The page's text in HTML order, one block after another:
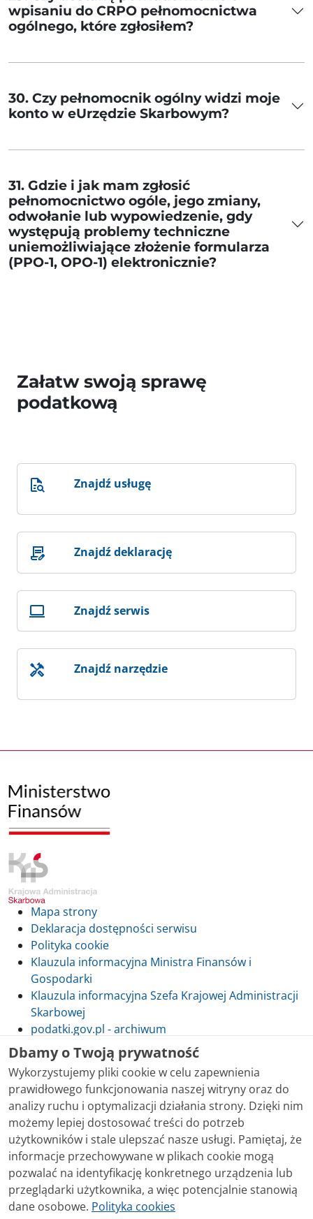
wpisaniu do CRPO pełnomocnictwa
ogólnego, które zgłosiłem?
30. Czy pełnomocnik ogólny widzi moje
konto w eUrzędzie Skarbowym?
31. Gdzie i jak mam zgłosić
pełnomocnictwo ogóle, jego zmiany,
odwołanie lub wypowiedzenie, gdy
występują problemy techniczne
uniemożliwiające złożenie formularza
(PPO-1, OPO-1) elektronicznie?
Załatw swoją sprawę
podatkową
Znajdź usługę
Znajdź deklarację
Znajdź serwis
Znajdź narzędzie
Mapa strony
Deklaracja dostępności serwisu
Polityka cookie
Klauzula informacyjna Ministra Finansów i
Gospodarki
Klauzula informacyjna Szefa Krajowej Administracji
Skarbowej
podatki.gov.pl - archiwum
Skontaktuj się z nami
Treści zamieszczone w serwisie udostępniamy
bezpłatnie. Korzystanie z treści opublikowanych w
serwisie podatki.gov.pl, niezależnie od celu i sposobu
korzystania, nie wymaga zgody Ministerstwa Finansów.
Treści znaczone w serwisie jako treści będące
Dbamy o Twoją prywatność
Wykorzystujemy pliki cookie w celu zapewnienia
prawidłowego funkcjonowania naszej witryny oraz do
analizy ruchu i optymalizacji działania strony. Dzięki nim
możemy lepiej dostosować treści do potrzeb
użytkowników i stale ulepszać nasze usługi. Pamiętaj, że
informacje przechowywane w plikach cookie mogą
pozwalać na identyfikację konkretnego urządzenia lub
przeglądarki użytkownika, a więc potencjalnie stanowią
dane osobowe. Polityka cookies